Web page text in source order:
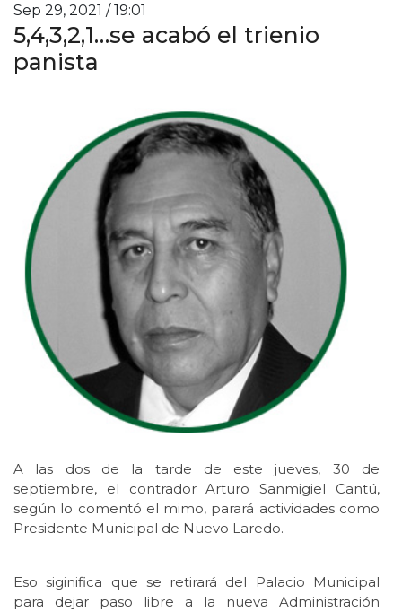
Sep 29, 2021 / 19:01
5,4,3,2,1…se acabó el trienio
panista
A las dos de la tarde de este jueves, 30 de
septiembre, el contrador Arturo Sanmigiel Cantú,
según lo comentó el mimo, parará actividades como
Presidente Municipal de Nuevo Laredo.
Eso siginifica que se retirará del Palacio Municipal
para dejar paso libre a la nueva Administración